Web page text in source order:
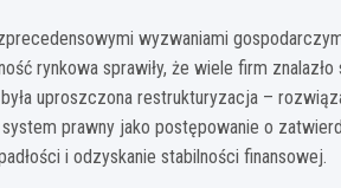
wyzwaniami
rynkowa sprawiły, że wiele firm
uproszczona restrukturyzacja –
prawny jako postępowanie o
i odzyskanie stabilności finansowej.